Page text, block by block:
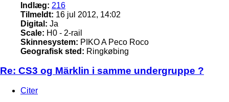
Indlæg: 216
Tilmeldt: 16 jul 2012, 14:02
Digital: Ja
Scale: H0 - 2-rail
Skinnesystem: PIKO A Peco Roco
Geografisk sted: Ringkøbing
Re: CS3 og Märklin i samme undergruppe ?
Citer